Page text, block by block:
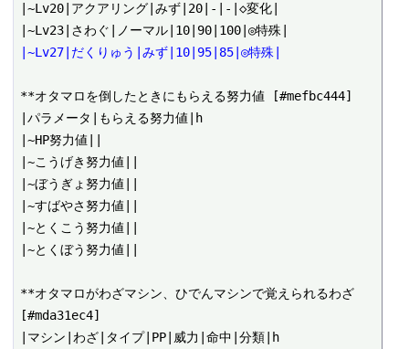
|~Lv20|アクアリング|みず|20|-|-|◇変化|
|~Lv27|だくりゅう|みず|10|95|85|◎特殊|
**オタマロを倒したときにもらえる努力値 [#mefbc444]
|パラメータ|もらえる努力値|h
|~HP努力値||
|~こうげき努力値||
|~ぼうぎょ努力値||
|~すばやさ努力値||
|~とくこう努力値||
|~とくぼう努力値||
**オタマロがわざマシン、ひでんマシンで覚えられるわざ
[#mda31ec4]
|マシン|わざ|タイプ|PP|威力|命中|分類|h